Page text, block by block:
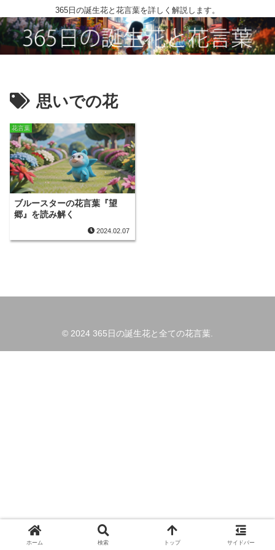
365日の誕生花と花言葉を詳しく解説します。
思いでの花
花言葉
ブルースターの花言葉『望
郷』を読み解く
2024.02.07
© 2024 365日の誕生花と全ての花言葉.
ホーム 検索 トップ サイドバー